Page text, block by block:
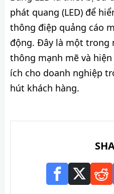
phát quang (LED) để
thông điệp quảng cáo
động. Đây là một trong
thông mạnh mẽ và
ích cho doanh nghiệp
hút khách hàng.